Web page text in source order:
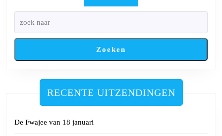
maart
Zoeken
RECENTE UITZENDINGEN
De Fwajee van 18 januari